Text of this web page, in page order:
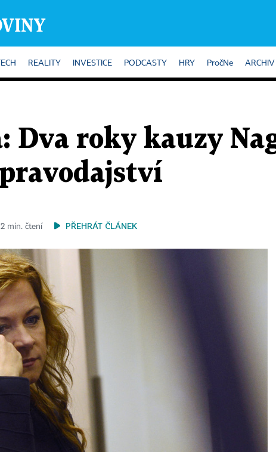
TECH REALITY INVESTICE PODCASTY HRY PročNe ARCHIV
Dva roky kauzy
2 min. čtení PŘEHRÁT ČLÁNEK